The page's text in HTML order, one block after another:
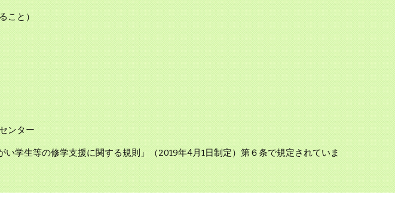
こと）
ンター
学生等の修学支援に関する規則」（2019年4月1日制定）第６条で規定されていま